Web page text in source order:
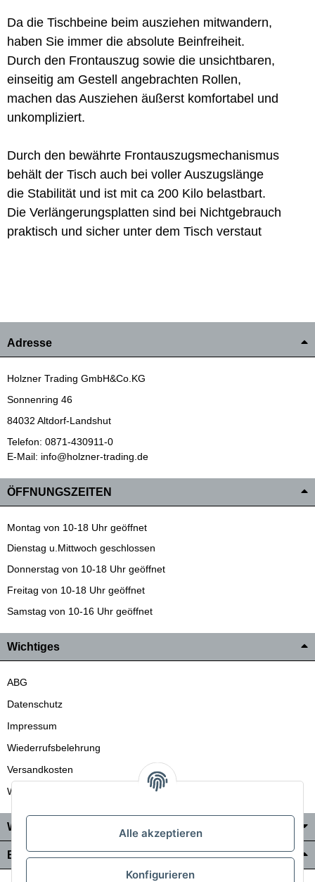
Da die Tischbeine beim ausziehen mitwandern,
haben Sie immer die absolute Beinfreiheit.
Durch den Frontauszug sowie die unsichtbaren,
einseitig am Gestell angebrachten Rollen,
machen das Ausziehen äußerst komfortabel und
unkompliziert.
Durch den bewährte Frontauszugsmechanismus
behält der Tisch auch bei voller Auszugslänge
die Stabilität und ist mit ca 200 Kilo belastbart.
Die Verlängerungsplatten sind bei Nichtgebrauch
praktisch und sicher unter dem Tisch verstaut
Adresse
Holzner Trading GmbH&Co.KG
Sonnenring 46
84032 Altdorf-Landshut
Telefon: 0871-430911-0
E-Mail: info@holzner-trading.de
ÖFFNUNGSZEITEN
Montag von 10-18 Uhr geöffnet
Dienstag u.Mittwoch geschlossen
Donnerstag von 10-18 Uhr geöffnet
Freitag von 10-18 Uhr geöffnet
Samstag von 10-16 Uhr geöffnet
Wichtiges
ABG
Datenschutz
Impressum
Wiederrufsbelehrung
Versandkosten
Wir liefern auch in die Schweiz
Wo Sie uns finden
Bezahlung & Versand
Alle akzeptieren
Konfigurieren